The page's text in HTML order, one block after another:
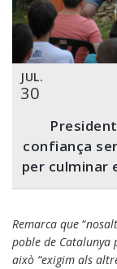
JUL.
30
confiança
per culminar
Remarca que “
poble de Catalunya
això “exigim als